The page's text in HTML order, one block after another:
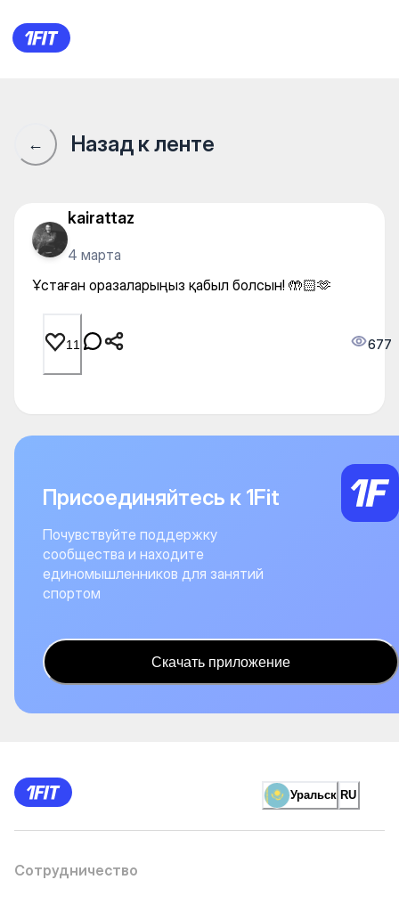
Ұстаған оразаларыңыз
← Назад к ленте
kairattaz
4 марта
Ұстаған оразаларыңыз қабыл болсын! 🤲🏻🫶
11 677
Присоединяйтесь к 1Fit
Почувствуйте поддержку
сообщества и находите
единомышленников для занятий
спортом
Скачать приложение
Уральск RU
Сотрудничество